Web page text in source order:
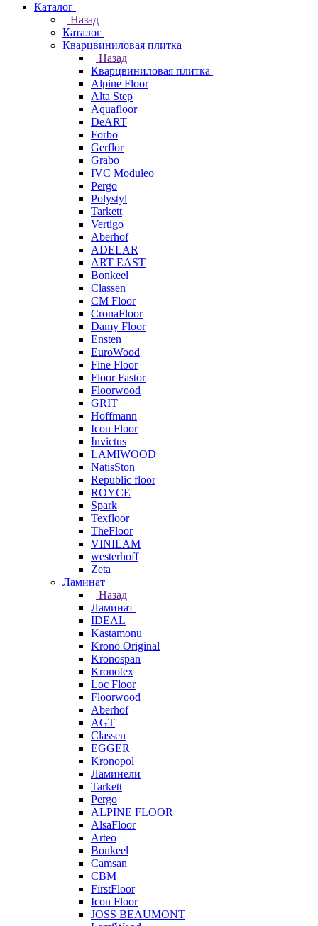
Каталог
Назад
Каталог
Кварцвиниловая плитка
Назад
Кварцвиниловая плитка
Alpine Floor
Alta Step
Aquafloor
DeART
Forbo
Gerflor
Grabo
IVC Moduleo
Pergo
Polystyl
Tarkett
Vertigo
Aberhof
ADELAR
ART EAST
Bonkeel
Classen
CM Floor
CronaFloor
Damy Floor
Ensten
EuroWood
Fine Floor
Floor Fastor
Floorwood
GRIT
Hoffmann
Icon Floor
Invictus
LAMIWOOD
NatisSton
Republic floor
ROYCE
Spark
Texfloor
TheFloor
VINILAM
westerhoff
Zeta
Ламинат
Назад
Ламинат
IDEAL
Kastamonu
Krono Original
Kronospan
Kronotex
Loc Floor
Floorwood
Aberhof
AGT
Classen
EGGER
Kronopol
Ламинели
Tarkett
Pergo
ALPINE FLOOR
AlsaFloor
Arteo
Bonkeel
Camsan
CBM
FirstFloor
Icon Floor
JOSS BEAUMONT